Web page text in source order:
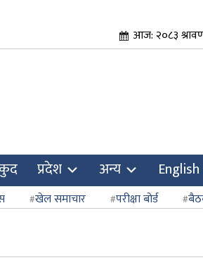
आज: २०८३
प्रदेश अन्य English
खेल समाचार परीक्षा बोर्ड